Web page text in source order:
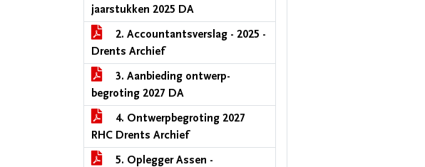
jaarstukken 2025 DA
2. Accountantsverslag - 2025 -
Drents Archief
3. Aanbieding ontwerp-
begroting 2027 DA
4. Ontwerpbegroting 2027
RHC Drents Archief
5. Oplegger Assen -